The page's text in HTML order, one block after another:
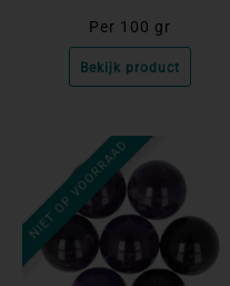
Per 100 gr
Bekijk product
NIET OP VOORRAAD